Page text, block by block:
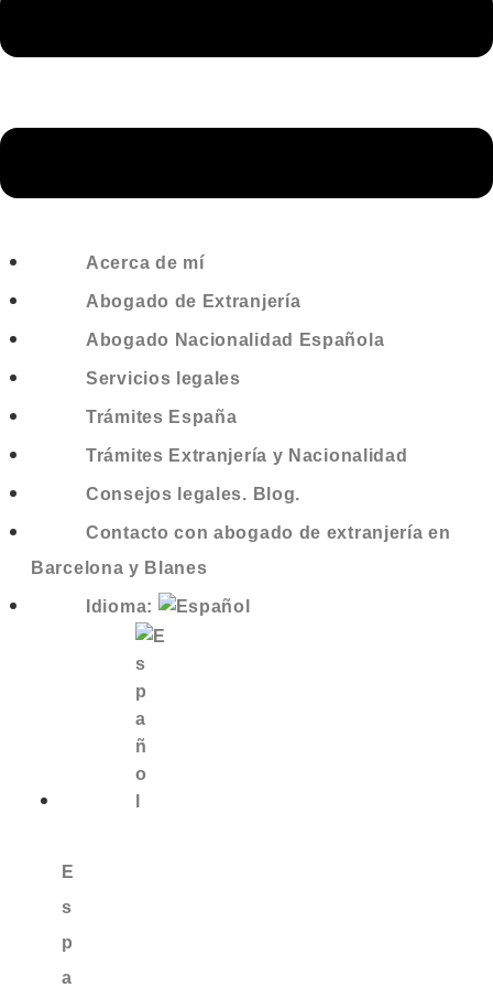
Acerca de mí
Abogado de Extranjería
Abogado Nacionalidad Española
Servicios legales
Trámites España
Trámites Extranjería y Nacionalidad
Consejos legales. Blog.
Contacto con abogado de extranjería en
Barcelona y Blanes
Idioma:
E
s
p
a